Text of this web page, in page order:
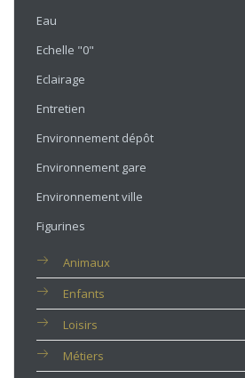
Eau
Echelle "0"
Eclairage
Entretien
Environnement dépôt
Environnement gare
Environnement ville
Figurines
Animaux
Enfants
Loisirs
Métiers